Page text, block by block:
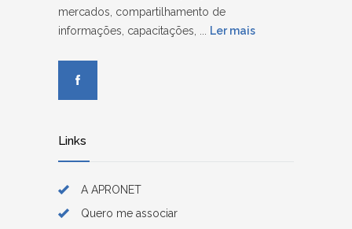
mercados, compartilhamento de
informações, capacitações, ...
Ler mais
Links
A APRONET
Quero me associar